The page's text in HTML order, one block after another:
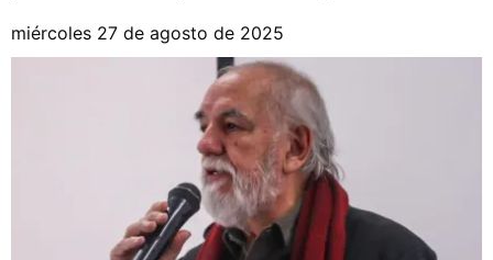
miércoles 27 de agosto de 2025